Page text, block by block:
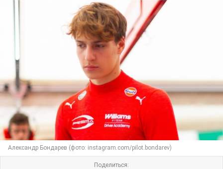
Александр Бондарев (фото: instagram.com/pilot.bondarev)
Поделиться: